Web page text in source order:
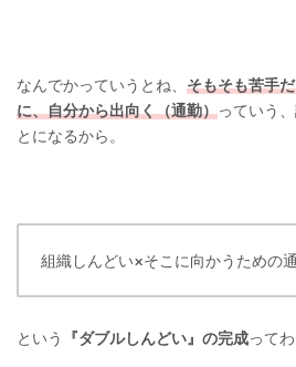
なんでかっていうとね、 そもそも苦手
に、自分から出向く（通勤）っていう
とになるから。
組織しんどい×そこに向かうための
という 『ダブルしんどい』の完成ってわ